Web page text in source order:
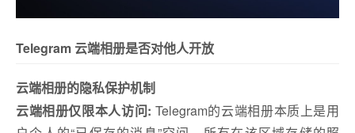
Telegram 云端相册是否对他人开放
云端相册的隐私保护机制
云端相册仅限本人访问: Telegram的云端相册本质上是用